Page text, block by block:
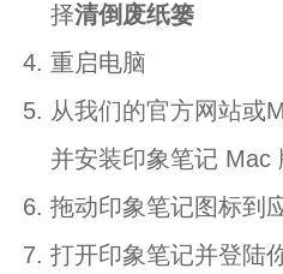
择清倒废纸篓
重启电脑
从我们的官方网站或
并安装印象笔记 Mac
拖动印象笔记图标到
打开印象笔记并登陆